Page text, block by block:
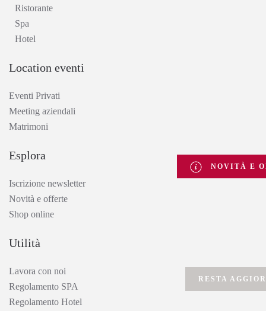
Ristorante
Spa
Hotel
Location eventi
Eventi Privati
Meeting aziendali
Matrimoni
Esplora
Iscrizione newsletter
Novità e offerte
Shop online
Utilità
Lavora con noi
Regolamento SPA
Regolamento Hotel
NOVITÀ E
RESTA